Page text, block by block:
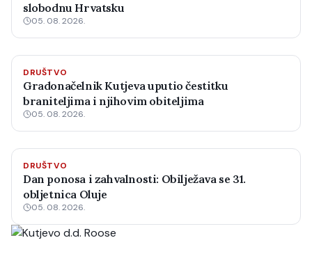
slobodnu Hrvatsku
05. 08. 2026.
DRUŠTVO
Gradonačelnik Kutjeva uputio čestitku
braniteljima i njihovim obiteljima
05. 08. 2026.
DRUŠTVO
Dan ponosa i zahvalnosti: Obilježava se 31.
obljetnica Oluje
05. 08. 2026.